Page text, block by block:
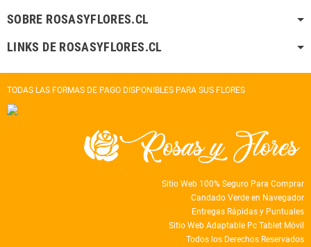
SOBRE ROSASYFLORES.CL
LINKS DE ROSASYFLORES.CL
TODAS LAS FORMAS DE PAGO DISPONIBLES PARA SUS FLORES
Sitio Web 100% Seguro Para Comprar
Candado Verde en Navegador
Entregas Rápidas y Puntuales
Sitio Web Adaptable Pc Tablet Móvil
Todos los Derechos Reservados